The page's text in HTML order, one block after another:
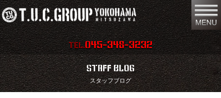
TEL.045-348-3232
在庫車両情報 店舗情報
保証内容 地図
STAFF BLOG
スタッフブログ